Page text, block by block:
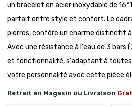
un bracelet en acier inoxydable de
parfait entre style et confort. Le
pierres, confère un charme distinctif
Avec une résistance à l'eau de 3 bars
et fonctionnalité, s'adaptant à toutes
votre personnalité avec cette pièce
Retrait en Magasin ou Livraison